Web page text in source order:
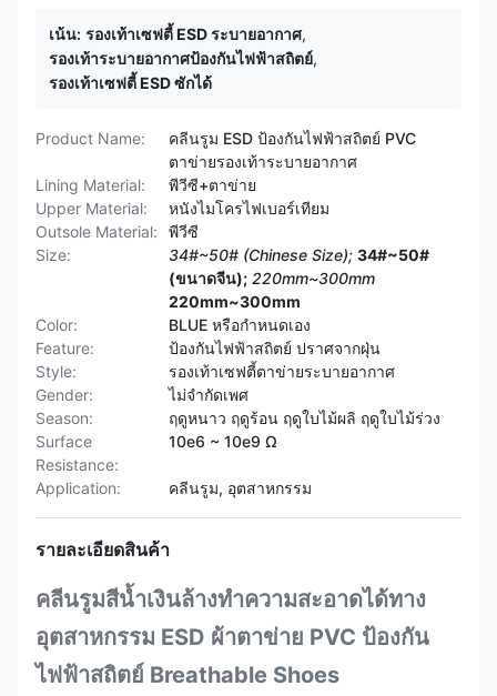
เน้น: รองเท้าเซฟตี้ ESD ระบายอากาศ,
รองเท้าระบายอากาศป้องกันไฟฟ้าสถิตย์,
รองเท้าเซฟตี้ ESD ซักได้
Product Name:
คลีนรูม ESD ป้องกันไฟฟ้าสถิตย์ PVC
ตาข่ายรองเท้าระบายอากาศ
Lining Material:
พีวีซี+ตาข่าย
Upper Material:
หนังไมโครไฟเบอร์เทียม
Outsole Material:
พีวีซี
Size:
34#~50# (Chinese Size); 34#~50#
(ขนาดจีน); 220mm~300mm
220mm~300mm
Color:
BLUE หรือกำหนดเอง
Feature:
ป้องกันไฟฟ้าสถิตย์ ปราศจากฝุ่น
Style:
รองเท้าเซฟตี้ตาข่ายระบายอากาศ
Gender:
ไม่จำกัดเพศ
Season:
ฤดูหนาว ฤดูร้อน ฤดูใบไม้ผลิ ฤดูใบไม้ร่วง
Surface
Resistance:
10e6 ~ 10e9 Ω
Application: คลีนรูม, อุตสาหกรรม
รายละเอียดสินค้า
คลีนรูมสีน้ำเงินล้างทำความสะอาดได้ทาง
อุตสาหกรรม ESD ผ้าตาข่าย PVC ป้องกัน
ไฟฟ้าสถิตย์ Breathable Shoes